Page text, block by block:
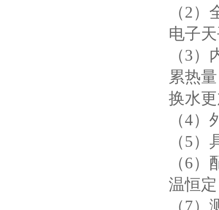
（2
电子
（3
累热
换水
（4
（5
（6
温恒
（7